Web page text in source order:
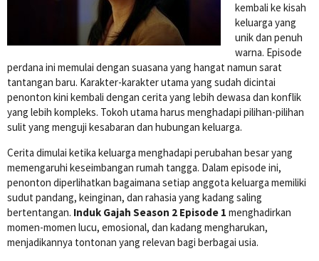
kembali ke kisah
keluarga yang
unik dan penuh
warna. Episode
perdana ini memulai dengan suasana yang hangat namun sarat
tantangan baru. Karakter-karakter utama yang sudah dicintai
penonton kini kembali dengan cerita yang lebih dewasa dan konflik
yang lebih kompleks. Tokoh utama harus menghadapi pilihan-pilihan
sulit yang menguji kesabaran dan hubungan keluarga.
Cerita dimulai ketika keluarga menghadapi perubahan besar yang
memengaruhi keseimbangan rumah tangga. Dalam episode ini,
penonton diperlihatkan bagaimana setiap anggota keluarga memiliki
sudut pandang, keinginan, dan rahasia yang kadang saling
bertentangan. Induk Gajah Season 2 Episode 1 menghadirkan
momen-momen lucu, emosional, dan kadang mengharukan,
menjadikannya tontonan yang relevan bagi berbagai usia.